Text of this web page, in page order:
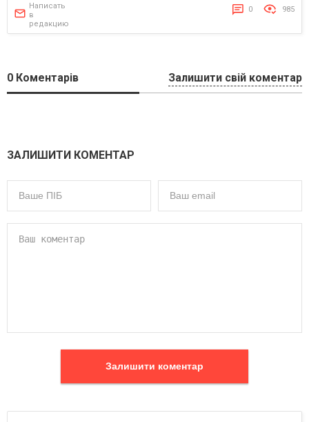
Написать
в
редакцию
0 985
0 Коментарів Залишити свій коментар
ЗАЛИШИТИ КОМЕНТАР
Залишити коментар